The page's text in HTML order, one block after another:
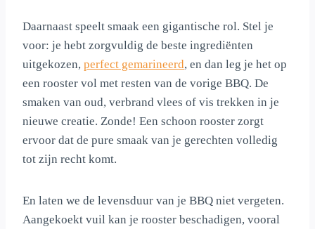
Daarnaast speelt smaak een gigantische rol. Stel je
voor: je hebt zorgvuldig de beste ingrediënten
uitgekozen, perfect gemarineerd, en dan leg je het op
een rooster vol met resten van de vorige BBQ. De
smaken van oud, verbrand vlees of vis trekken in je
nieuwe creatie. Zonde! Een schoon rooster zorgt
ervoor dat de pure smaak van je gerechten volledig
tot zijn recht komt.
En laten we de levensduur van je BBQ niet vergeten.
Aangekoekt vuil kan je rooster beschadigen, vooral